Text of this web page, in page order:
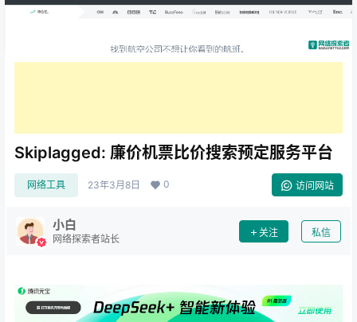
Skiplagged: 廉价机票比价搜索预定服务平台
网络工具 23年3月8日 0 访问网站
小白
网络探索者站长
关注 私信